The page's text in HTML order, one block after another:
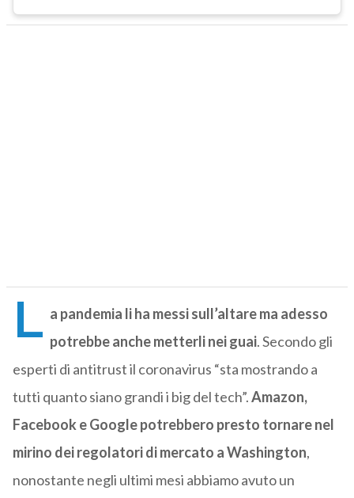
L a pandemia li ha messi sull’altare ma adesso
potrebbe anche metterli nei guai. Secondo gli
esperti di antitrust il coronavirus “sta mostrando a
tutti quanto siano grandi i big del tech”.Amazon,
Facebook e Google potrebbero presto tornare nel
mirino dei regolatori di mercato a Washington,
nonostante negli ultimi mesi abbiamo avuto un